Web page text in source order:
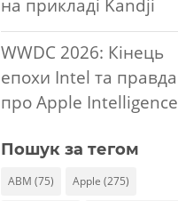
на прикладі Kandji
WWDC 2026: Кінець
епохи Intel та правда
про Apple Intelligence
Пошук за тегом
ABM (75) Apple (275)